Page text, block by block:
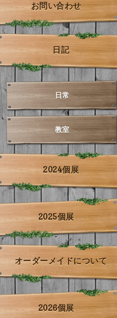
お問い合わせ
日記
日常
教室
2024個展
2025個展
オーダーメイドについて
2026個展